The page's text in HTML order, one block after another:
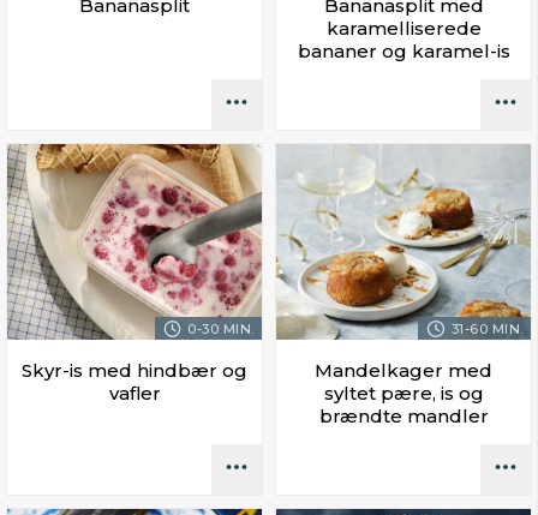
Bananasplit
Bananasplit med
karamelliserede
bananer og karamel-is
0-30 MIN.
Skyr-is med hindbær og
vafler
31-60 MIN.
Mandelkager med
syltet pære, is og
brændte mandler